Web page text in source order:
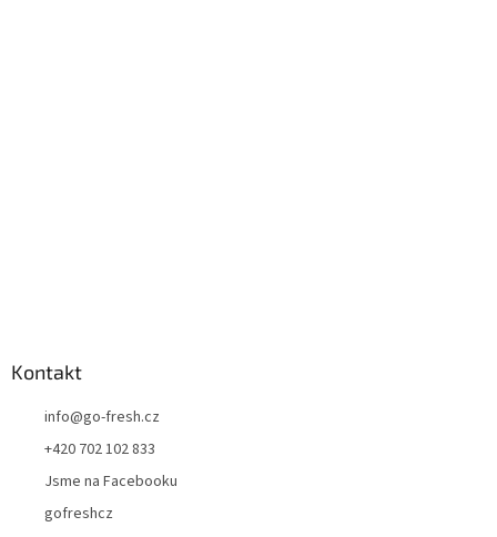
Kontakt
info@go-fresh.cz
+420 702 102 833
Jsme na Facebooku
gofreshcz